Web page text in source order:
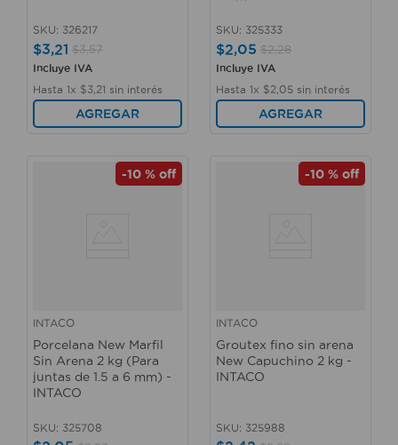
SKU: 326217
$3,21 $3,57
Incluye IVA
Hasta 1x $3 21 sin interés
AGREGAR
SKU: 325333
$2,05 $2,28
Incluye IVA
Hasta 1x $2 05 sin interés
AGREGAR
-10 % off
INTACO
Porcelana New Marfil
Sin Arena 2 kg (Para
juntas de 1.5 a 6 mm) -
INTACO
SKU: 325708
-10 % off
INTACO
Groutex fino sin arena
New Capuchino 2 kg -
INTACO
SKU: 325988